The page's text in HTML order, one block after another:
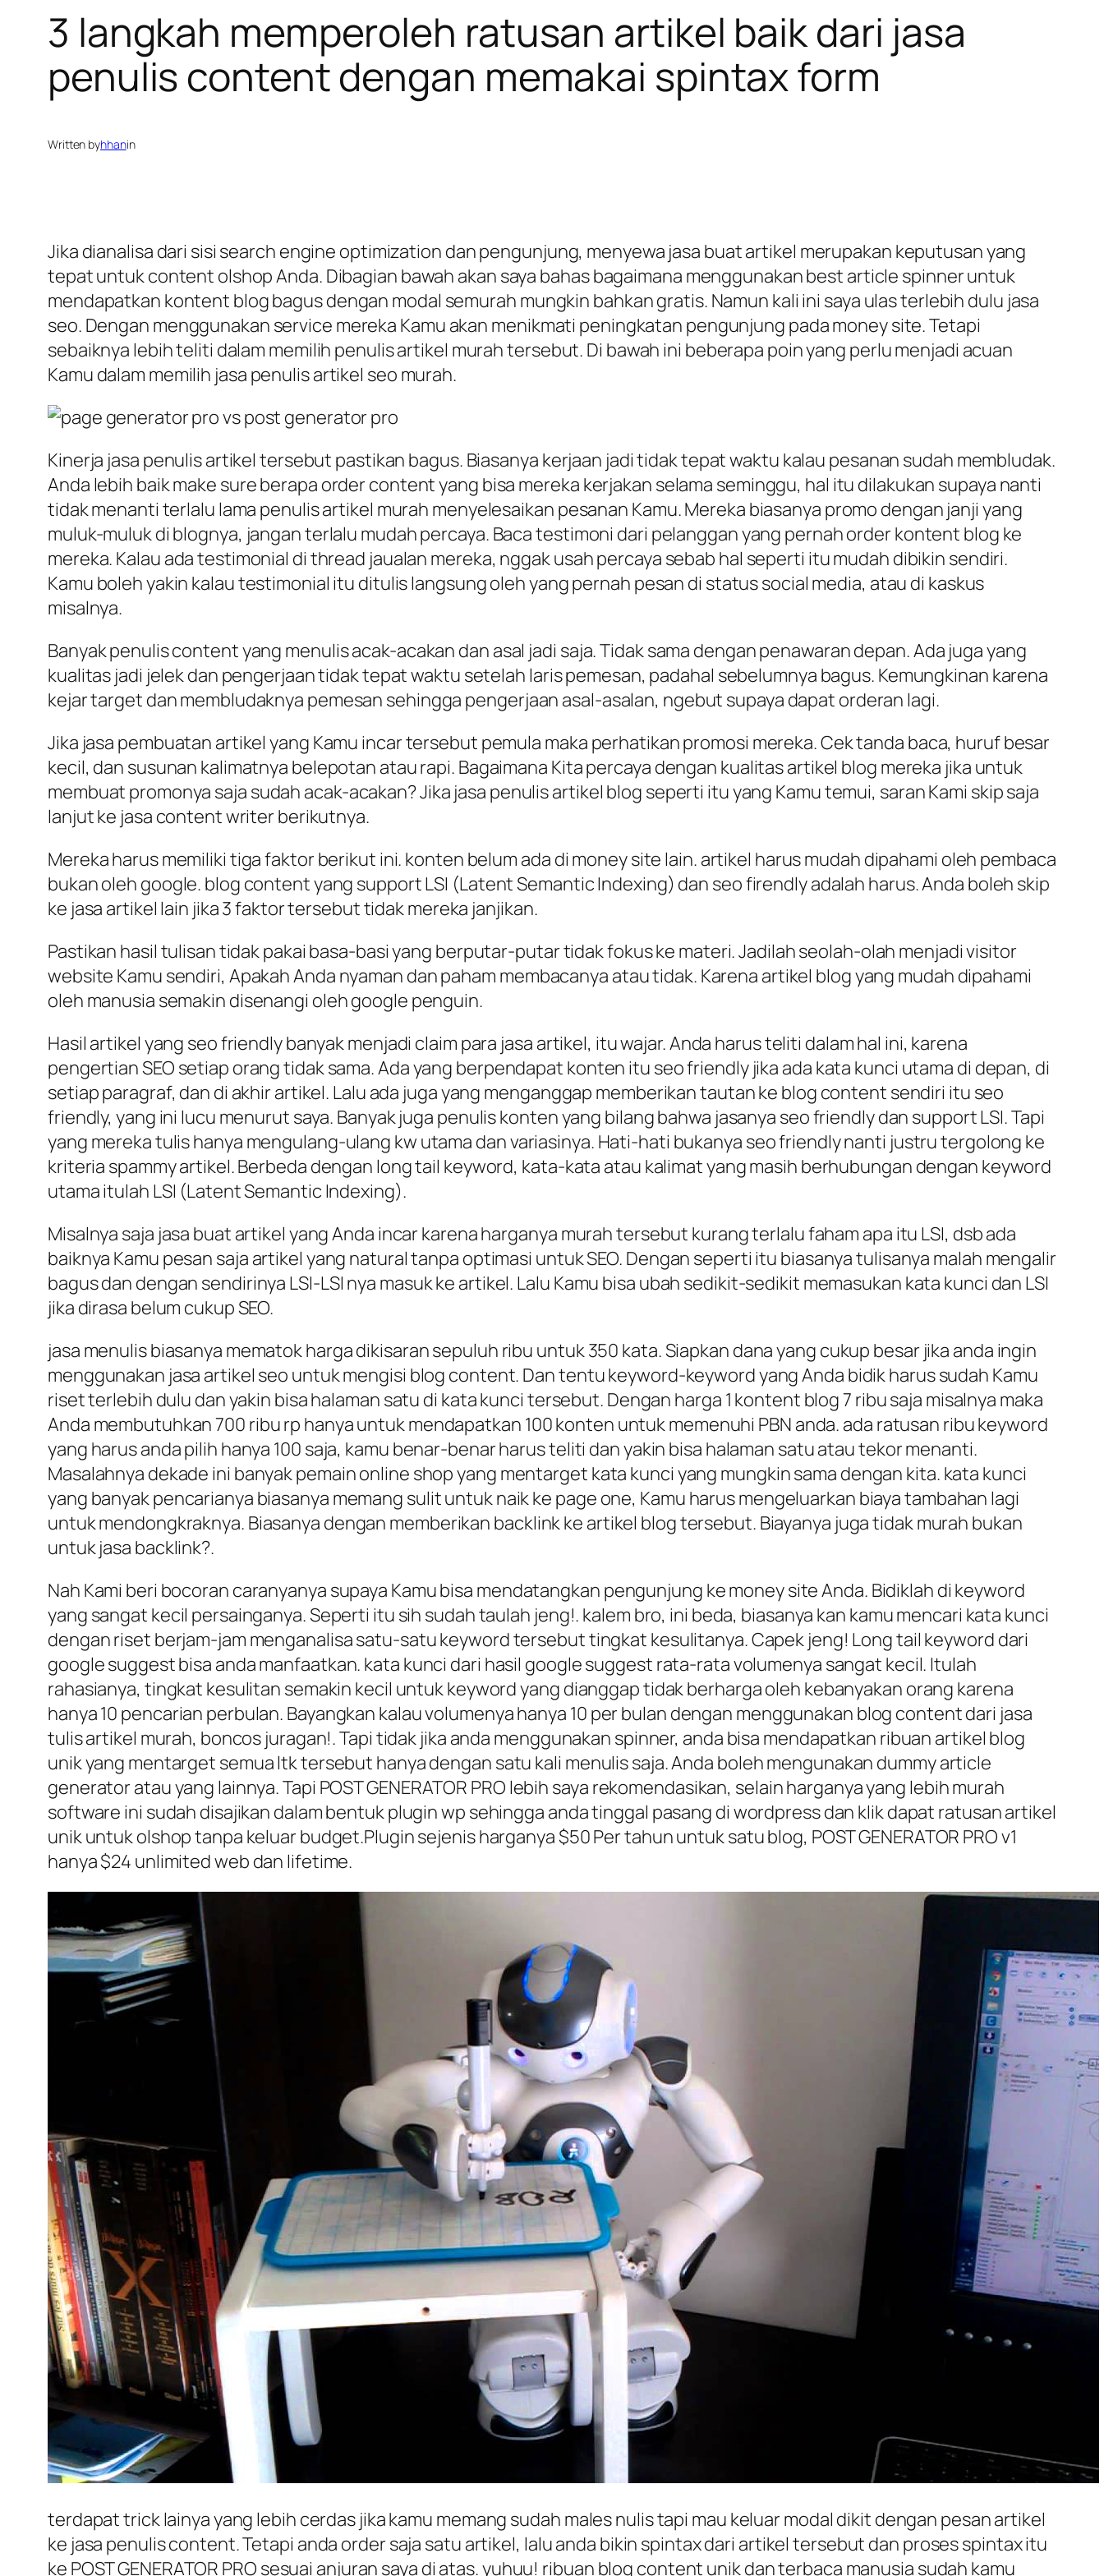
3 langkah memperoleh ratusan artikel baik dari jasa
penulis content dengan memakai spintax form
Written byhhanin
Jika dianalisa dari sisi search engine optimization dan pengunjung, menyewa jasa buat artikel merupakan keputusan yang
tepat untuk content olshop Anda. Dibagian bawah akan saya bahas bagaimana menggunakan best article spinner untuk
mendapatkan kontent blog bagus dengan modal semurah mungkin bahkan gratis. Namun kali ini saya ulas terlebih dulu jasa
seo. Dengan menggunakan service mereka Kamu akan menikmati peningkatan pengunjung pada money site. Tetapi
sebaiknya lebih teliti dalam memilih penulis artikel murah tersebut. Di bawah ini beberapa poin yang perlu menjadi acuan
Kamu dalam memilih jasa penulis artikel seo murah.
Kinerja jasa penulis artikel tersebut pastikan bagus. Biasanya kerjaan jadi tidak tepat waktu kalau pesanan sudah membludak.
Anda lebih baik make sure berapa order content yang bisa mereka kerjakan selama seminggu, hal itu dilakukan supaya nanti
tidak menanti terlalu lama penulis artikel murah menyelesaikan pesanan Kamu. Mereka biasanya promo dengan janji yang
muluk-muluk di blognya, jangan terlalu mudah percaya. Baca testimoni dari pelanggan yang pernah order kontent blog ke
mereka. Kalau ada testimonial di thread jaualan mereka, nggak usah percaya sebab hal seperti itu mudah dibikin sendiri.
Kamu boleh yakin kalau testimonial itu ditulis langsung oleh yang pernah pesan di status social media, atau di kaskus
misalnya.
Banyak penulis content yang menulis acak-acakan dan asal jadi saja. Tidak sama dengan penawaran depan. Ada juga yang
kualitas jadi jelek dan pengerjaan tidak tepat waktu setelah laris pemesan, padahal sebelumnya bagus. Kemungkinan karena
kejar target dan membludaknya pemesan sehingga pengerjaan asal-asalan, ngebut supaya dapat orderan lagi.
Jika jasa pembuatan artikel yang Kamu incar tersebut pemula maka perhatikan promosi mereka. Cek tanda baca, huruf besar
kecil, dan susunan kalimatnya belepotan atau rapi. Bagaimana Kita percaya dengan kualitas artikel blog mereka jika untuk
membuat promonya saja sudah acak-acakan? Jika jasa penulis artikel blog seperti itu yang Kamu temui, saran Kami skip saja
lanjut ke jasa content writer berikutnya.
Mereka harus memiliki tiga faktor berikut ini. konten belum ada di money site lain. artikel harus mudah dipahami oleh pembaca
bukan oleh google. blog content yang support LSI (Latent Semantic Indexing) dan seo firendly adalah harus. Anda boleh skip
ke jasa artikel lain jika 3 faktor tersebut tidak mereka janjikan.
Pastikan hasil tulisan tidak pakai basa-basi yang berputar-putar tidak fokus ke materi. Jadilah seolah-olah menjadi visitor
website Kamu sendiri, Apakah Anda nyaman dan paham membacanya atau tidak. Karena artikel blog yang mudah dipahami
oleh manusia semakin disenangi oleh google penguin.
Hasil artikel yang seo friendly banyak menjadi claim para jasa artikel, itu wajar. Anda harus teliti dalam hal ini, karena
pengertian SEO setiap orang tidak sama. Ada yang berpendapat konten itu seo friendly jika ada kata kunci utama di depan, di
setiap paragraf, dan di akhir artikel. Lalu ada juga yang menganggap memberikan tautan ke blog content sendiri itu seo
friendly, yang ini lucu menurut saya. Banyak juga penulis konten yang bilang bahwa jasanya seo friendly dan support LSI. Tapi
yang mereka tulis hanya mengulang-ulang kw utama dan variasinya. Hati-hati bukanya seo friendly nanti justru tergolong ke
kriteria spammy artikel. Berbeda dengan long tail keyword, kata-kata atau kalimat yang masih berhubungan dengan keyword
utama itulah LSI (Latent Semantic Indexing).
Misalnya saja jasa buat artikel yang Anda incar karena harganya murah tersebut kurang terlalu faham apa itu LSI, dsb ada
baiknya Kamu pesan saja artikel yang natural tanpa optimasi untuk SEO. Dengan seperti itu biasanya tulisanya malah mengalir
bagus dan dengan sendirinya LSI-LSI nya masuk ke artikel. Lalu Kamu bisa ubah sedikit-sedikit memasukan kata kunci dan LSI
jika dirasa belum cukup SEO.
jasa menulis biasanya mematok harga dikisaran sepuluh ribu untuk 350 kata. Siapkan dana yang cukup besar jika anda ingin
menggunakan jasa artikel seo untuk mengisi blog content. Dan tentu keyword-keyword yang Anda bidik harus sudah Kamu
riset terlebih dulu dan yakin bisa halaman satu di kata kunci tersebut. Dengan harga 1 kontent blog 7 ribu saja misalnya maka
Anda membutuhkan 700 ribu rp hanya untuk mendapatkan 100 konten untuk memenuhi PBN anda. ada ratusan ribu keyword
yang harus anda pilih hanya 100 saja, kamu benar-benar harus teliti dan yakin bisa halaman satu atau tekor menanti.
Masalahnya dekade ini banyak pemain online shop yang mentarget kata kunci yang mungkin sama dengan kita. kata kunci
yang banyak pencarianya biasanya memang sulit untuk naik ke page one, Kamu harus mengeluarkan biaya tambahan lagi
untuk mendongkraknya. Biasanya dengan memberikan backlink ke artikel blog tersebut. Biayanya juga tidak murah bukan
untuk jasa backlink?.
Nah Kami beri bocoran caranyanya supaya Kamu bisa mendatangkan pengunjung ke money site Anda. Bidiklah di keyword
yang sangat kecil persainganya. Seperti itu sih sudah taulah jeng!. kalem bro, ini beda, biasanya kan kamu mencari kata kunci
dengan riset berjam-jam menganalisa satu-satu keyword tersebut tingkat kesulitanya. Capek jeng! Long tail keyword dari
google suggest bisa anda manfaatkan. kata kunci dari hasil google suggest rata-rata volumenya sangat kecil. Itulah
rahasianya, tingkat kesulitan semakin kecil untuk keyword yang dianggap tidak berharga oleh kebanyakan orang karena
hanya 10 pencarian perbulan. Bayangkan kalau volumenya hanya 10 per bulan dengan menggunakan blog content dari jasa
tulis artikel murah, boncos juragan!. Tapi tidak jika anda menggunakan spinner, anda bisa mendapatkan ribuan artikel blog
unik yang mentarget semua ltk tersebut hanya dengan satu kali menulis saja. Anda boleh mengunakan dummy article
generator atau yang lainnya. Tapi POST GENERATOR PRO lebih saya rekomendasikan, selain harganya yang lebih murah
software ini sudah disajikan dalam bentuk plugin wp sehingga anda tinggal pasang di wordpress dan klik dapat ratusan artikel
unik untuk olshop tanpa keluar budget.Plugin sejenis harganya $50 Per tahun untuk satu blog, POST GENERATOR PRO v1
hanya $24 unlimited web dan lifetime.
terdapat trick lainya yang lebih cerdas jika kamu memang sudah males nulis tapi mau keluar modal dikit dengan pesan artikel
ke jasa penulis content. Tetapi anda order saja satu artikel, lalu anda bikin spintax dari artikel tersebut dan proses spintax itu
ke POST GENERATOR PRO sesuai anjuran saya di atas. yuhuu! ribuan blog content unik dan terbaca manusia sudah kamu